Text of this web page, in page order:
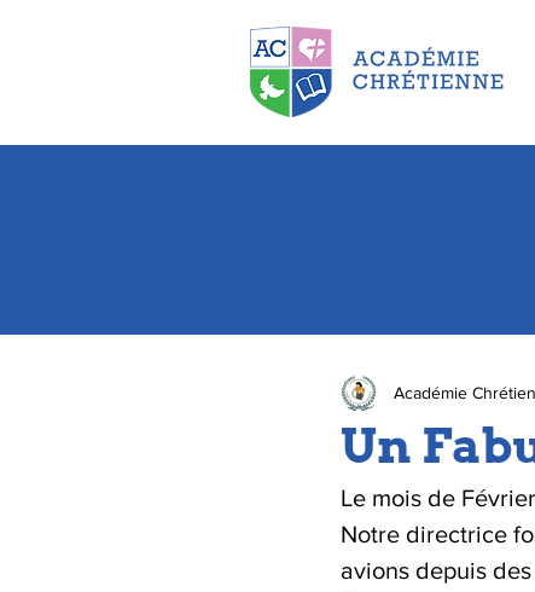
Un
Académie
Le mois de
Notre directrice
avions depuis